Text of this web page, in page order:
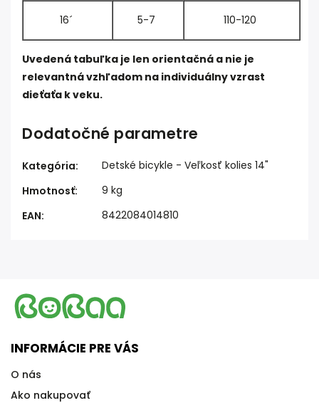
16´ 5-7 110-120
Uvedená tabuľka je len orientačná a nie je
relevantná vzhľadom na individuálny vzrast
dieťaťa k veku.
Dodatočné parametre
Kategória:
Detské bicykle - Veľkosť kolies 14"
Hmotnosť:
9 kg
EAN: 8422084014810
INFORMÁCIE PRE VÁS
O nás
Ako nakupovať